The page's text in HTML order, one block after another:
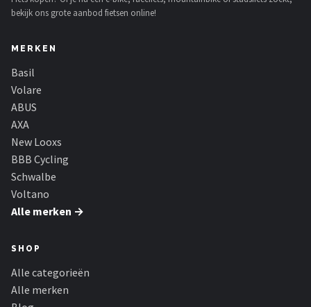
bekijk ons grote aanbod fietsen online!
MERKEN
Basil
Volare
ABUS
AXA
New Looxs
BBB Cycling
Schwalbe
Voltano
Alle merken →
SHOP
Alle categorieën
Alle merken